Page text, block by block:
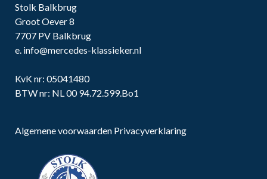
Stolk Balkbrug
Groot Oever 8
7707 PV Balkbrug
e. info@mercedes-klassieker.nl
KvK nr: 05041480
BTW nr: NL 00 94.72.599.Bo1
Algemene voorwaarden Privacyverklaring